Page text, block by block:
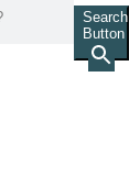
Search
Button